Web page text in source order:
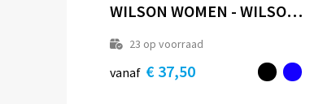
WILSON WOMEN - WILSON JAS DAMES 380T
23 op voorraad
vanaf € 37,50